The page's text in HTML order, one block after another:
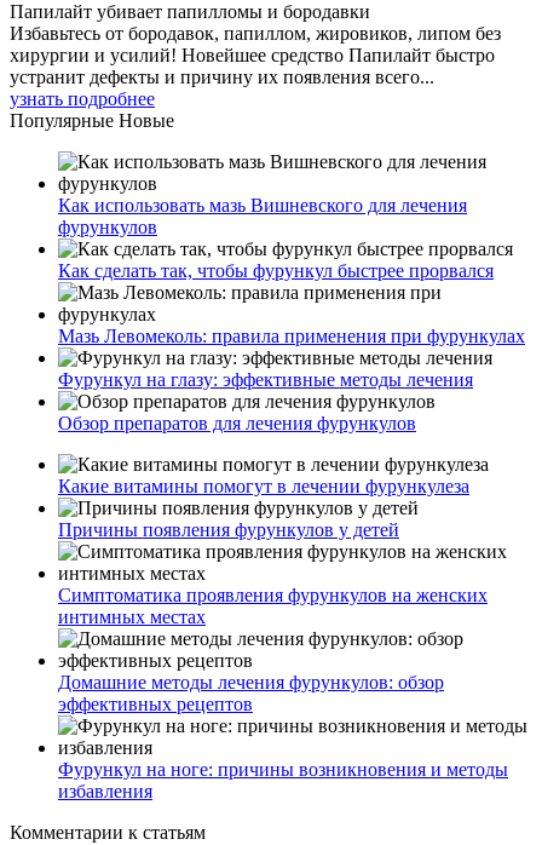
Папилайт убивает папилломы и бородавки
Избавьтесь от бородавок, папиллом, жировиков, липом без
хирургии и усилий! Новейшее средство Папилайт быстро
устранит дефекты и причину их появления всего...
узнать подробнее
Популярные Новые
Как использовать мазь Вишневского для лечения
фурункулов
Как сделать так, чтобы фурункул быстрее прорвался
Мазь Левомеколь: правила применения при фурункулах
Фурункул на глазу: эффективные методы лечения
Обзор препаратов для лечения фурункулов
Какие витамины помогут в лечении фурункулеза
Причины появления фурункулов у детей
Симптоматика проявления фурункулов на женских
интимных местах
Домашние методы лечения фурункулов: обзор
эффективных рецептов
Фурункул на ноге: причины возникновения и методы
избавления
Комментарии к статьям